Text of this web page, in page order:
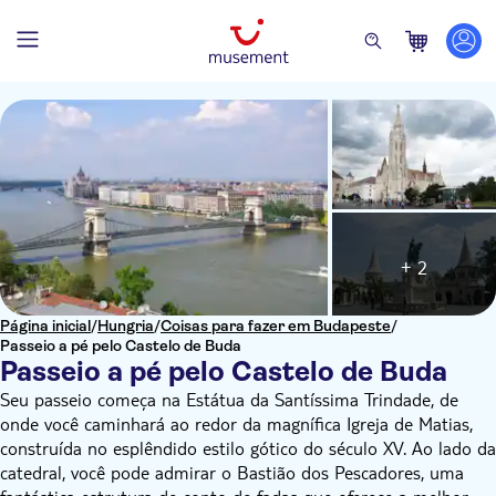
Página inicial/Hungria/Coisas para fazer em Budapeste/
Passeio a pé pelo Castelo de Buda
Passeio a pé pelo Castelo de Buda
+ 2
Seu passeio começa na Estátua da Santíssima Trindade, de
onde você caminhará ao redor da magnífica Igreja de Matias,
construída no esplêndido estilo gótico do século XV. Ao lado da
catedral, você pode admirar o Bastião dos Pescadores, uma